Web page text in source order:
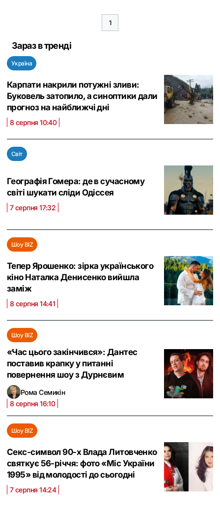
1
Зараз в тренді
Україна
Карпати накрили потужні зливи:
Буковель затопило, а синоптики дали
прогноз на найближчі дні
8 серпня 10:40
Світ
Географія Гомера: де в сучасному
світі шукати сліди Одіссея
7 серпня 17:32
Шоу BIZ
Тепер Ярошенко: зірка українського
кіно Наталка Денисенко вийшла
заміж
8 серпня 14:41
Шоу BIZ
«Час цього закінчився»: Дантес
поставив крапку у питанні
повернення шоу з Дурнєвим
Рома Семикін
8 серпня 16:10
Шоу BIZ
Секс-символ 90-х Влада Литовченко
святкує 56-річчя: фото «Міс України
1995» від молодості до сьогодні
7 серпня 14:24